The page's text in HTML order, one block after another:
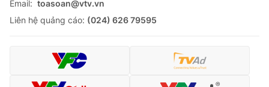
Email: toasoan@vtv.vn
Liên hệ quảng cáo: (024) 626 79595